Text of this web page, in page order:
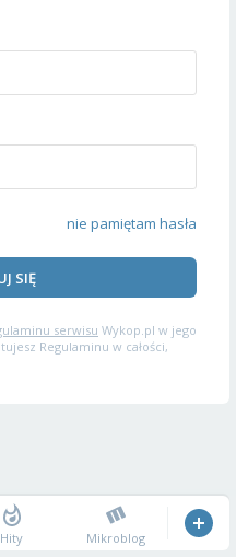
nie pamiętam hasła
SIĘ
serwisu Wykop.pl w jego
Regulaminu w całości,
Hity Mikroblog